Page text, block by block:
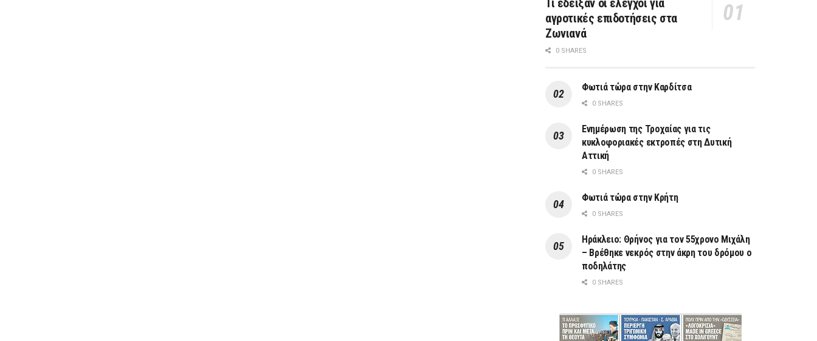
Τι έδειξαν οι έλεγχοι για
αγροτικές επιδοτήσεις στα
Ζωνιανά
0 SHARES
Φωτιά τώρα στην Καρδίτσα
0 SHARES
Ενημέρωση της Τροχαίας για τις
κυκλοφοριακές εκτροπές στη Δυτική
Αττική
0 SHARES
Φωτιά τώρα στην Κρήτη
0 SHARES
Ηράκλειο: Θρήνος για τον 55χρονο Μιχάλη
– Βρέθηκε νεκρός στην άκρη του δρόμου ο
ποδηλάτης
0 SHARES